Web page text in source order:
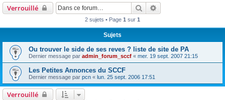
Verrouillé Rechercher
2 sujets • Page 1 sur 1
Sujets
Ou trouver le side de ses reves ? liste de site de PA
Dernier message par admin_forum_sccf « mer. 19 sept. 2007 21:15
Les Petites Annonces du SCCF
Dernier message par pcn « lun. 25 sept. 2006 17:51
Verrouillé